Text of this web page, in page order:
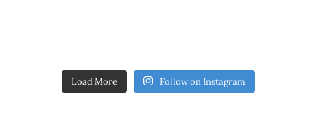
Load More Follow on Instagram